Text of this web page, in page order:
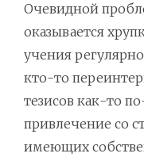
Очевидной
оказывается
учения
кто-то
тезисов как-то
привлечение со
имеющих